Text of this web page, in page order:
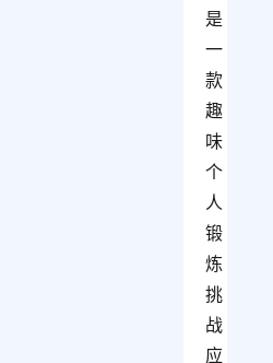
是
一
款
趣
味
个
人
锻
炼
挑
战
应